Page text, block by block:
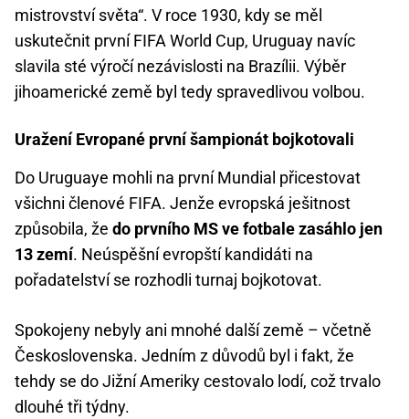
mistrovství světa“. V roce 1930, kdy se měl
uskutečnit první FIFA World Cup, Uruguay navíc
slavila sté výročí nezávislosti na Brazílii. Výběr
jihoamerické země byl tedy spravedlivou volbou.
Uražení Evropané první šampionát bojkotovali
Do Uruguaye mohli na první Mundial přicestovat
všichni členové FIFA. Jenže evropská ješitnost
způsobila, že do prvního MS ve fotbale zasáhlo jen
13 zemí. Neúspěšní evropští kandidáti na
pořadatelství se rozhodli turnaj bojkotovat.
Spokojeny nebyly ani mnohé další země – včetně
Československa. Jedním z důvodů byl i fakt, že
tehdy se do Jižní Ameriky cestovalo lodí, což trvalo
dlouhé tři týdny.